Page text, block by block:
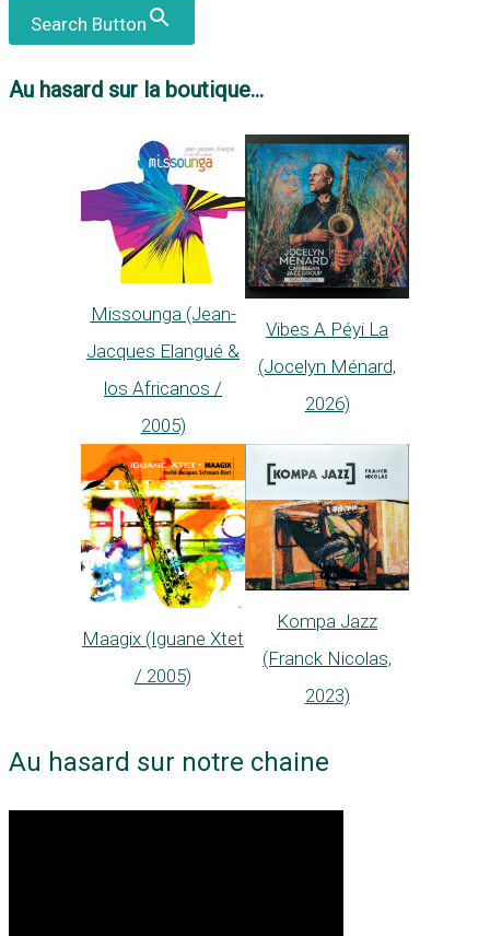
Search Button
Au hasard sur la boutique...
Missounga (Jean-
Jacques Elangué &
los Africanos /
2005)
Vibes A Péyi La
(Jocelyn Ménard,
2026)
Maagix (Iguane Xtet
/ 2005)
Kompa Jazz
(Franck Nicolas,
2023)
Au hasard sur notre chaine